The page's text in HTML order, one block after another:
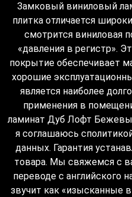
Замковый виниловый
плитка отличается
смотрится виниловая
«давления в регистр».
покрытие обеспечивает
хорошие
является наиболее
применения в
ламинат Дуб Лофт
я соглашаюсь
данных. Гарантия
товара. Мы свяжемся с
переводе с английского
звучит как «изысканные